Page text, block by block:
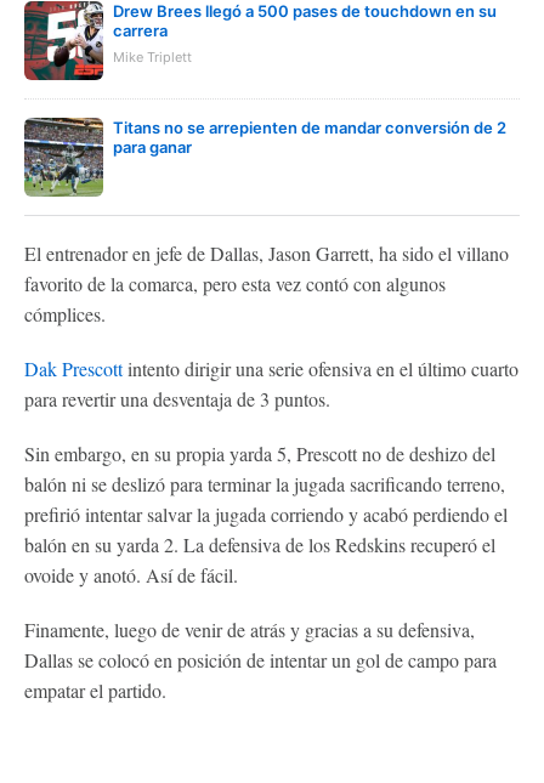
Drew Brees llegó a 500 pases de touchdown en su
carrera
Mike Triplett
Titans no se arrepienten de mandar conversión de 2
para ganar
El entrenador en jefe de Dallas, Jason Garrett, ha sido el villano
favorito de la comarca, pero esta vez contó con algunos
cómplices.
Dak Prescottintento dirigir una serie ofensiva en el último cuarto
para revertir una desventaja de 3 puntos.
Sin embargo, en su propia yarda 5, Prescott no de deshizo del
balón ni se deslizó para terminar la jugada sacrificando terreno,
prefirió intentar salvar la jugada corriendo y acabó perdiendo el
balón en su yarda 2. La defensiva de los Redskins recuperó el
ovoide y anotó. Así de fácil.
Finamente, luego de venir de atrás y gracias a su defensiva,
Dallas se colocó en posición de intentar un gol de campo para
empatar el partido.